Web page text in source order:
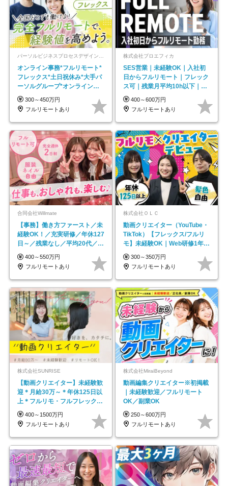
オンライン事務*フルリモート*
フレックス*土日祝休み*大手パ
ーソルグループ*オンライン面
接*30～40代活躍中
300～450万円
フルリモートあり
株式会社プロエフィカ
SES営業｜未経験OK｜入社初
日からフルリモート｜フレック
ス可｜残業月平均10h以下｜事
業立ち上げメンバー
400～600万円
フルリモートあり
合同会社Willmate
【事務】働き方ファースト／未
経験OK！／充実研修／年休127
日～／残業なし／平均20代／リ
モートOK
400～550万円
フルリモートあり
株式会社ＯＬＣ
動画クリエイター（YouTube・
TikTok）【フレックス/フルリ
モ】未経験OK｜Web研修1年間
｜副業OK
300～350万円
フルリモートあり
株式会社SUNRISE
【動画クリエイター】未経験歓
迎＊月給30万～＊年休125日以
上＊フルリモ・フルフレックス
◆10名の採用が決定◆
400～1500万円
フルリモートあり
株式会社MiraiBeyond
動画編集クリエイター※初掲載
｜未経験歓迎／フルリモート
OK／副業OK
250～600万円
フルリモートあり